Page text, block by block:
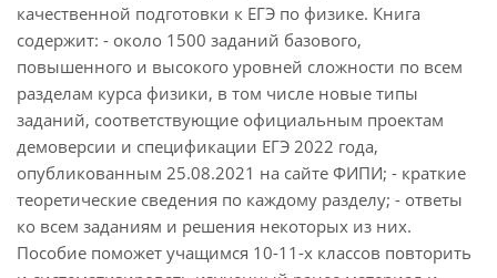
качественной подготовки к ЕГЭ по физике. Книга
содержит: - около 1500 заданий базового,
повышенного и высокого уровней сложности по всем
разделам курса физики, в том числе новые типы
заданий, соответствующие официальным проектам
демоверсии и спецификации ЕГЭ 2022 года,
опубликованным 25.08.2021 на сайте ФИПИ; - краткие
теоретические сведения по каждому разделу; - ответы
ко всем заданиям и решения некоторых из них.
Пособие поможет учащимся 10-11-х классов повторить